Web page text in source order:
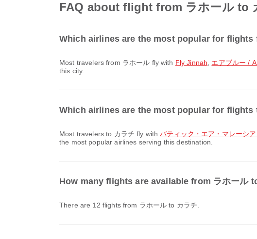
FAQ about flight from ラホール to
Which airlines are the most popular for flights
Most travelers from ラホール fly with Fly Jinnah エアブルー /
this city.
Which airlines are the most popular for flights
Most travelers to カラチ fly withバティック・エア・マレーシ
the most popular airlines serving this destination.
How many flights are available from ラホール
There are 12 flights from ラホール to カラチ.